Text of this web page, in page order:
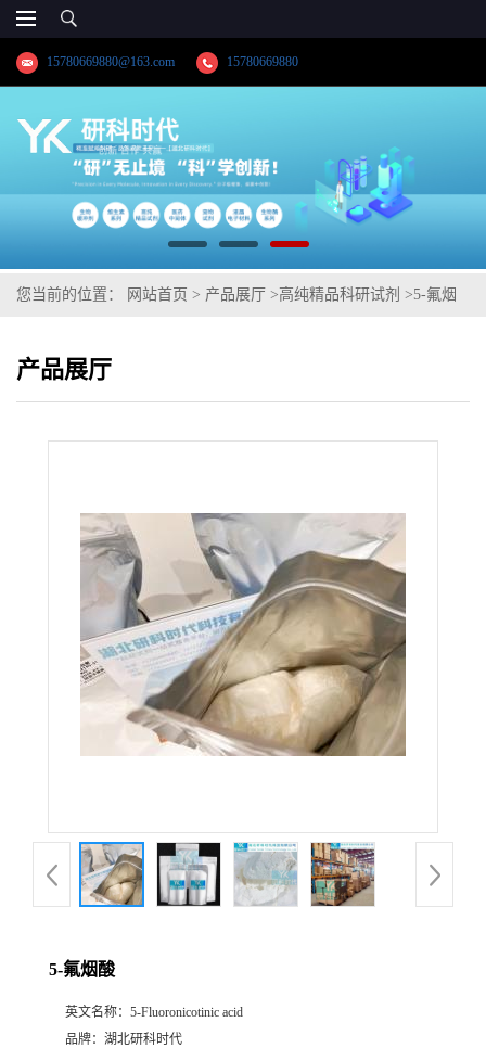
15780669880@163.com 15780669880
您当前的位置： 网站首页 > 产品展厅 >高纯精品科研试剂 >5-氟烟
产品展厅
5-氟烟酸
英文名称： 5-Fluoronicotinic acid
品牌： 湖北研科时代